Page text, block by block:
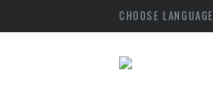
CHOOSE LANGUAGE